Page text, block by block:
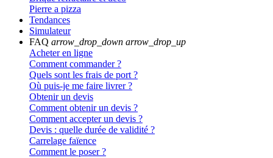
Pierre a pizza
Tendances
Simulateur
FAQ arrow_drop_down arrow_drop_up
Acheter en ligne
Comment commander ?
Quels sont les frais de port ?
Où puis-je me faire livrer ?
Obtenir un devis
Comment obtenir un devis ?
Comment accepter un devis ?
Devis : quelle durée de validité ?
Carrelage faïence
Comment le poser ?